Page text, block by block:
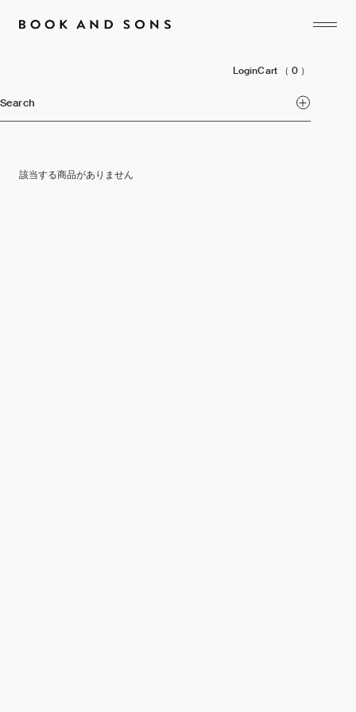
LoginCart （ 0 ）
Search
該当する商品がありません